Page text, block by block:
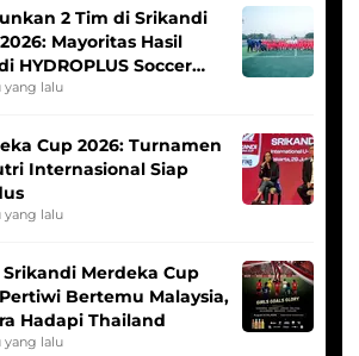
2 Tim di Srikandi
Mayoritas Hasil
HYDROPLUS Soccer
yang lalu
Cup 2026: Turnamen
Internasional Siap
yang lalu
Merdeka Cup
Bertemu Malaysia,
Hadapi Thailand
yang lalu